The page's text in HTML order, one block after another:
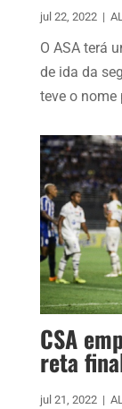
jul 22, 2022 |
O ASA terá
de ida da
teve o nome
CSA
reta
jul 21, 2022 |